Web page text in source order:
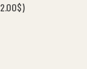
2.00$)